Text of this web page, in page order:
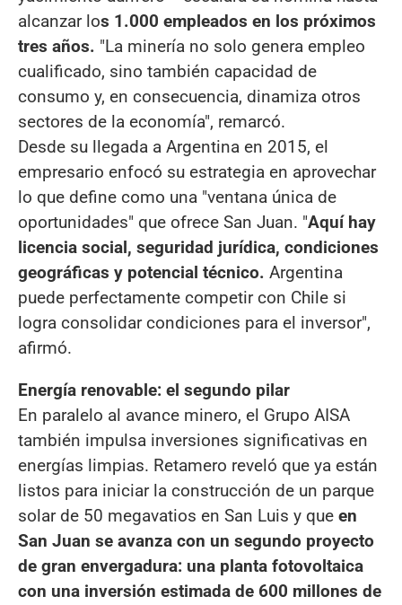
alcanzar los 1.000 empleados en los próximos
tres años. "La minería no solo genera empleo
cualificado, sino también capacidad de
consumo y, en consecuencia, dinamiza otros
sectores de la economía", remarcó.
Desde su llegada a Argentina en 2015, el
empresario enfocó su estrategia en aprovechar
lo que define como una "ventana única de
oportunidades" que ofrece San Juan. "Aquí hay
licencia social, seguridad jurídica, condiciones
geográficas y potencial técnico. Argentina
puede perfectamente competir con Chile si
logra consolidar condiciones para el inversor",
afirmó.
Energía renovable: el segundo pilar
En paralelo al avance minero, el Grupo AISA
también impulsa inversiones significativas en
energías limpias. Retamero reveló que ya están
listos para iniciar la construcción de un parque
solar de 50 megavatios en San Luis y que en
San Juan se avanza con un segundo proyecto
de gran envergadura: una planta fotovoltaica
con una inversión estimada de 600 millones de